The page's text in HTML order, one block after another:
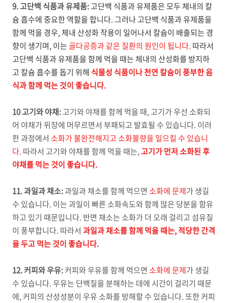
9. 고단백 식품과 유제품:고단백 식품과 유제품은 모두 체내의 칼
슘 흡수에 중요한 역할을 합니다. 그러나 고단백 식품과 유제품을
함께 먹을 경우, 체내 산성화 작용이 일어나서 칼슘이 배출되는 경
향이 생기며, 이는골다공증과 같은 질환의 원인이 됩니다. 따라서
고단백 식품과 유제품을 함께 먹을 때는 체내의 산성화를 방지하
고 칼슘 흡수를 돕기 위해 식물성 식품이나 천연 칼슘이 풍부한 음
식과 함께 먹는 것이 좋습니다.
10 고기와 야채:고기와 야채를 함께 먹을 때, 고기가 우선 소화되
어 야채가 위장에 머무르면서 부패되고 발효될 수 있습니다. 이러
한 과정에서 소화가 불완전해지고 소화불량을 일으킬 수 있습니
다. 따라서 고기와 야채를 함께 먹을 때는,고기가 먼저 소화된 후
야채를 먹는 것이 좋습니다.
11. 과일과 채소:과일과 채소를 함께 먹으면 소화에 문제가 생길
수 있습니다. 이는 과일이 빠른 소화속도와 함께 많은 당분을 함유
하고 있기 때문입니다. 반면 채소는 소화가 더 오래 걸리고 섬유질
이 풍부합니다. 따라서 과일과 채소를 함께 먹을 때는, 적당한 간격
을 두고 먹는 것이 좋습니다.
12. 커피와 우유:커피와 우유를 함께 먹으면 소화에 문제가 생길
수 있습니다. 우유는 단백질을 분해하는 데에 시간이 걸리기 때문
에, 커피의 산성성분이 우유 소화를 방해할 수 있습니다. 또한 커피